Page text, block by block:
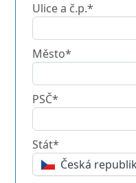
Ulice a č.p.*
Město*
PSČ*
Stát*
Česká